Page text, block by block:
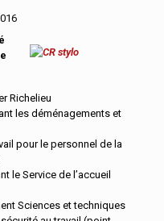
Richelieu
les déménagements et
pour le personnel de la
le Service de l’accueil
Sciences et techniques